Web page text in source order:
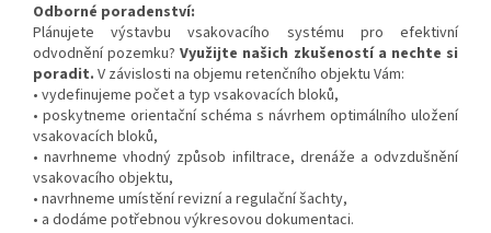
Odborné poradenství:
Plánujete výstavbu vsakovacího systému pro efektivní
odvodnění pozemku?Využijte našich zkušeností a nechte si
poradit. V závislosti na objemu retenčního objektu Vám:
• vydefinujeme počet a typ vsakovacích bloků,
• poskytneme orientační schéma s návrhem optimálního uložení
vsakovacích bloků,
• navrhneme vhodný způsob infiltrace, drenáže a odvzdušnění
vsakovacího objektu,
• navrhneme umístění revizní a regulační šachty,
• a dodáme potřebnou výkresovou dokumentaci.